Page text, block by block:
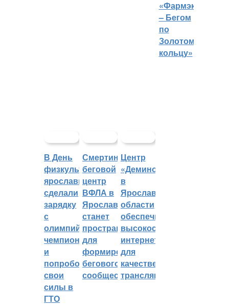
«Фармэко
– Бегом
по
Золотому
кольцу»
В День
физкультурника
ярославцы
сделали
зарядку
с
олимпийским
чемпионом
и
попробовали
свои
силы в
ГТО
Смертин:
беговой
центр
ВФЛА в
Ярославле
станет
пространством
для
формирования
бегового
сообщества
Центр
«Демино»
в
Ярославской
области
обеспечивают
высокоскоростным
интернетом
для
качественных
трансляций